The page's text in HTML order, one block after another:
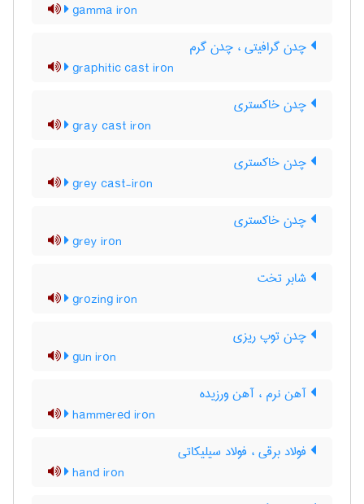
gamma iron
چدن گرافیتی ، چدن گرم
graphitic cast iron
چدن خاکستری
gray cast iron
چدن خاکستری
grey cast-iron
چدن خاکستری
grey iron
شابر تخت
grozing iron
چدن توپ ریزی
gun iron
آهن نرم ، آهن ورزیده
hammered iron
فولاد برقی ، فولاد سیلیکاتی
hand iron